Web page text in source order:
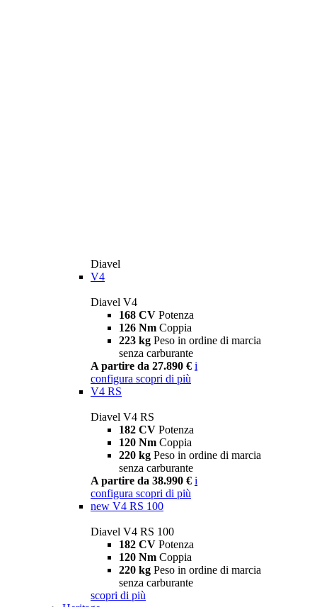
Diavel
V4
Diavel V4
168 CV Potenza
126 Nm Coppia
223 kg Peso in ordine di marcia
senza carburante
A partire da 27.890 € i
configura scopri di più
V4 RS
Diavel V4 RS
182 CV Potenza
120 Nm Coppia
220 kg Peso in ordine di marcia
senza carburante
A partire da 38.990 € i
configura scopri di più
new V4 RS 100
Diavel V4 RS 100
182 CV Potenza
120 Nm Coppia
220 kg Peso in ordine di marcia
senza carburante
scopri di più